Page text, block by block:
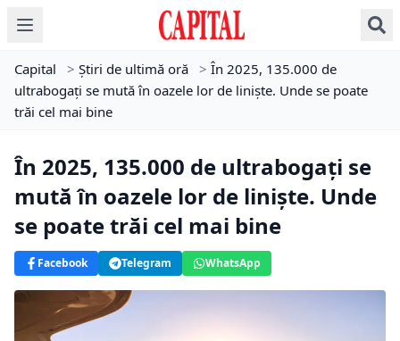
Capital > Știri de ultimă oră > În 2025, 135.000 de
ultrabogați se mută în oazele lor de liniște. Unde se poate
trăi cel mai bine
În 2025, 135.000 de ultrabogați se
mută în oazele lor de liniște. Unde
se poate trăi cel mai bine
Facebook Telegram WhatsApp